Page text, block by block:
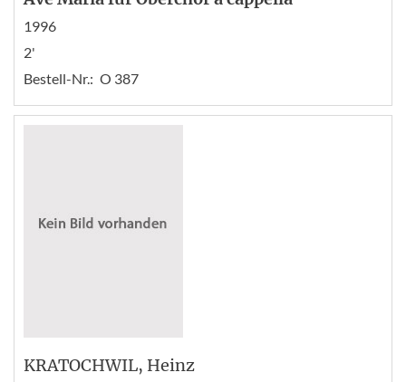
1996
2'
Bestell-Nr.: O 387
KRATOCHWIL, Heinz